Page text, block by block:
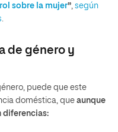
sobre la mujer” según
de género y
puede que este
doméstica, que aunque
diferencias: